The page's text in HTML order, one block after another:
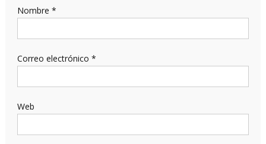
Nombre *
Correo electrónico *
Web